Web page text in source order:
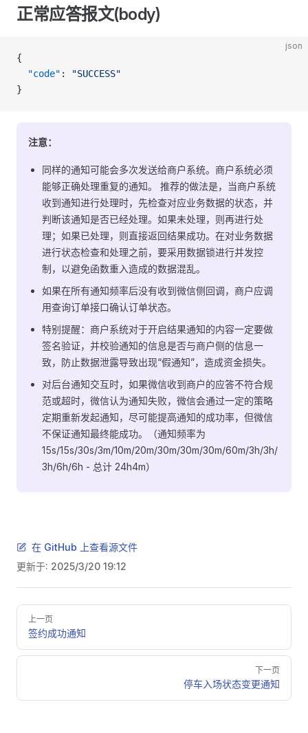
正常应答报文(body)
json
{
  "code"
:
"SUCCESS"
}
注意：
同样的通知可能会多次发送给商户系统。商户系统必须
能够正确处理重复的通知。 推荐的做法是，当商户系统
收到通知进行处理时，先检查对应业务数据的状态，并
判断该通知是否已经处理。如果未处理，则再进行处
理；如果已处理，则直接返回结果成功。在对业务数据
进行状态检查和处理之前，要采用数据锁进行并发控
制，以避免函数重入造成的数据混乱。
如果在所有通知频率后没有收到微信侧回调，商户应调
用查询订单接口确认订单状态。
特别提醒：商户系统对于开启结果通知的内容一定要做
签名验证，并校验通知的信息是否与商户侧的信息一
致，防止数据泄露导致出现“假通知”，造成资金损失。
对后台通知交互时，如果微信收到商户的应答不符合规
范或超时，微信认为通知失败，微信会通过一定的策略
定期重新发起通知，尽可能提高通知的成功率，但微信
不保证通知最终能成功。（通知频率为
15s/15s/30s/3m/10m/20m/30m/30m/30m/60m/3h/3h/
3h/6h/6h - 总计 24h4m）
在 GitHub 上查看源文件
更新于: 2025/3/20 19:12
Pager
上一页
签约成功通知
下一页
停车入场状态变更通知